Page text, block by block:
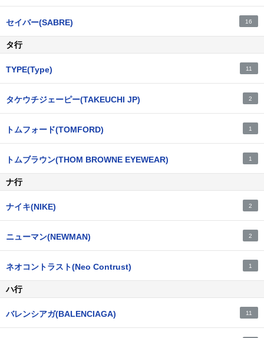
セイバー(SABRE) 16
タ行
TYPE(Type) 11
タケウチジェーピー(TAKEUCHI JP) 2
トムフォード(TOMFORD) 1
トムブラウン(THOM BROWNE EYEWEAR) 1
ナ行
ナイキ(NIKE) 2
ニューマン(NEWMAN) 2
ネオコントラスト(Neo Contrust) 1
ハ行
バレンシアガ(BALENCIAGA) 11